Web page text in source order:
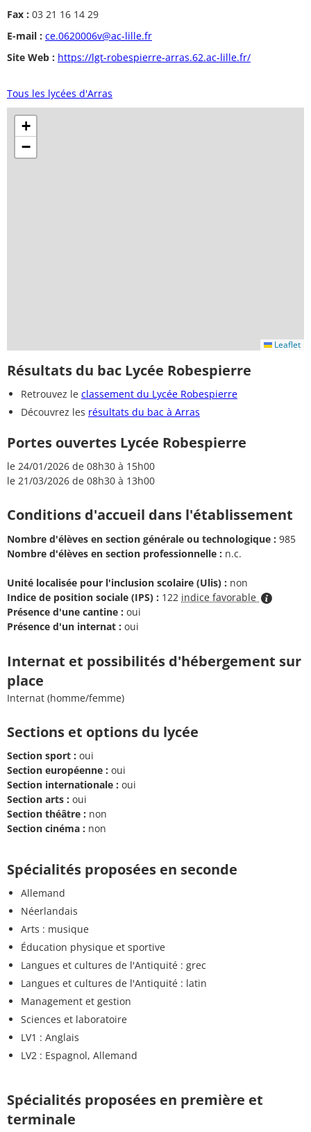
Fax : 03 21 16 14 29
E-mail : ce.0620006v@ac-lille.fr
Site Web : https://lgt-robespierre-arras.62.ac-lille.fr/
Tous les lycées d'Arras
+
−
Leaflet
Résultats du bac Lycée Robespierre
Retrouvez le classement du Lycée Robespierre
Découvrez les résultats du bac à Arras
Portes ouvertes Lycée Robespierre
le 24/01/2026 de 08h30 à 15h00
le 21/03/2026 de 08h30 à 13h00
Conditions d'accueil dans l'établissement
Nombre d'élèves en section générale ou technologique : 985
Nombre d'élèves en section professionnelle : n.c.
Unité localisée pour l'inclusion scolaire (Ulis) : non
Indice de position sociale (IPS) : 122 indice favorable
Présence d'une cantine : oui
Présence d'un internat : oui
Internat et possibilités d'hébergement sur
place
Internat (homme/femme)
Sections et options du lycée
Section sport : oui
Section européenne : oui
Section internationale : oui
Section arts : oui
Section théâtre : non
Section cinéma : non
Spécialités proposées en seconde
Allemand
Néerlandais
Arts : musique
Éducation physique et sportive
Langues et cultures de l'Antiquité : grec
Langues et cultures de l'Antiquité : latin
Management et gestion
Sciences et laboratoire
LV1 : Anglais
LV2 : Espagnol, Allemand
Spécialités proposées en première et
terminale